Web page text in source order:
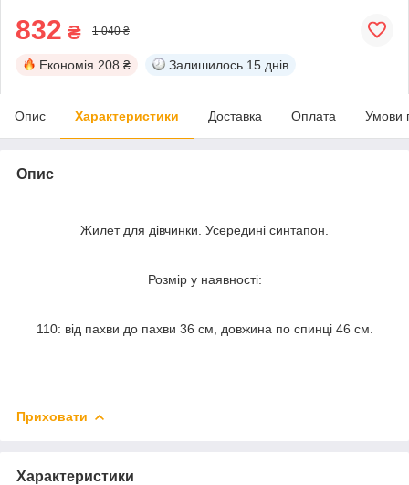
832 ₴ 1 040 ₴
Економія 208 ₴ Залишилось 15 днів
Опис Характеристики Доставка Оплата Умови
Опис
Жилет для дівчинки. Усередині синтапон.
Розмір у наявності:
110: від пахви до пахви 36 см, довжина по спинці 46 см.
Приховати
Характеристики